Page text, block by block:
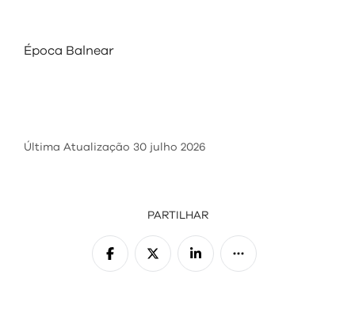
Época Balnear
Última Atualização 30 julho 2026
PARTILHAR